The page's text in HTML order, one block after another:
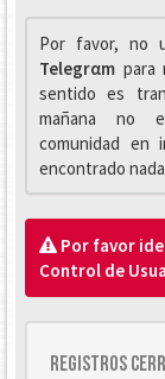
Por favor, no
Telegrαm para
sentido es
mañana no
comunidad en
encontrado
Por favor
Control de
Registros